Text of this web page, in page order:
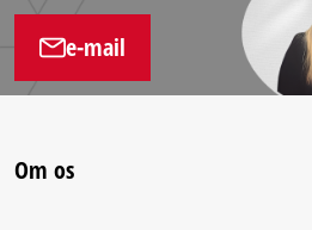
e-mail
Om os